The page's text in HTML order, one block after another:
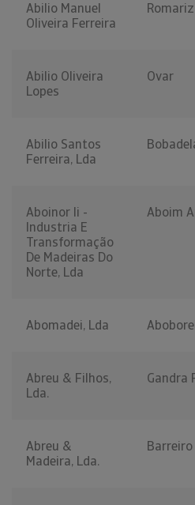
Abilio Manuel
Oliveira Ferreira
Romariz
Abilio Oliveira
Lopes
Ovar
Abilio Santos
Ferreira, Lda
Aboinor Ii -
Industria E
Transformação
De Madeiras Do
Norte, Lda
Aboim
Abomadei, Lda
Abreu & Filhos,
Lda.
Gandra
Abreu &
Madeira, Lda.
Barreiro